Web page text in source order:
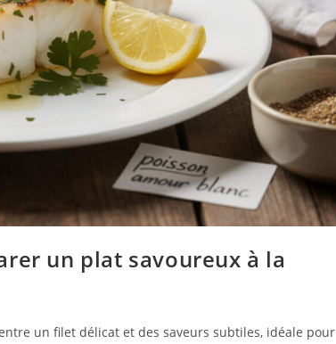
un plat savoureux à la
un filet délicat et des saveurs subtiles, idéale pour